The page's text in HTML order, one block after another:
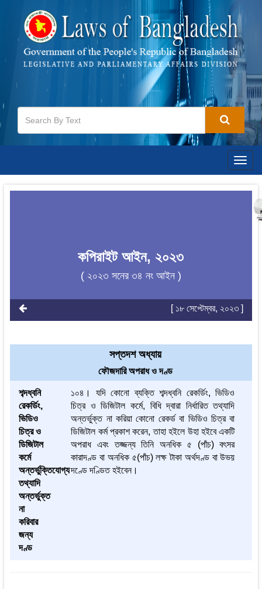
কপিরাইট আইন, ২০২৩
( ২০২৩ সনের ৩৪ নং আইন )
[ ১৮ সেপ্টেম্বর, ২০২৩ ]
সপ্তদশ অধ্যায়
ফৌজদারি অপরাধ ও দণ্ড
শব্দধ্বনি
রেকর্ডিং,
ভিডিও
চিত্র ও
ডিজিটাল
কর্মে
অন্তর্ভুক্তিযোগ্য
তথ্যাদি
অন্তর্ভুক্ত
না
করিবার
জন্য
দণ্ড
১০৪। যদি কোনো ব্যক্তি শব্দধ্বনি রেকর্ডিং, ভিডিও
চিত্র ও ডিজিটাল কর্মে, বিধি দ্বারা নির্ধারিত তথ্যাদি
অন্তর্ভুক্ত না করিয়া কোনো রেকর্ড বা ভিডিও চিত্র বা
ডিজিটাল কর্ম প্রকাশ করেন, তাহা হইলে উহা হইবে একটি
অপরাধ এবং তজ্জন্য তিনি অনধিক ৫ (পাঁচ) বৎসর
কারাদণ্ড বা অনধিক ৫(পাঁচ) লক্ষ টাকা অর্থদণ্ড বা উভয়
দণ্ডে দণ্ডিত হইবেন।